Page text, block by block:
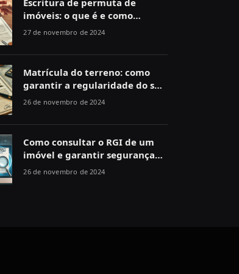
Escritura de permuta de
imóveis: o que é e como
funciona
27 de novembro de 2024
Matrícula do terreno: como
garantir a regularidade do seu
imóvel
26 de novembro de 2024
Como consultar o RGI de um
imóvel e garantir segurança
jurídica
26 de novembro de 2024